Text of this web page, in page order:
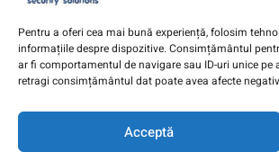
Pentru a oferi cea mai bună experiență, folosim
informațiile despre dispozitive. Consimțământul
ar fi comportamentul de navigare sau ID-uri unice
retragi consimțământul dat poate avea afecte
Acceptă